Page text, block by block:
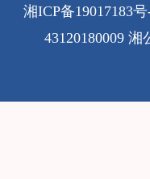
湘ICP备19017183号
43120180009 湘